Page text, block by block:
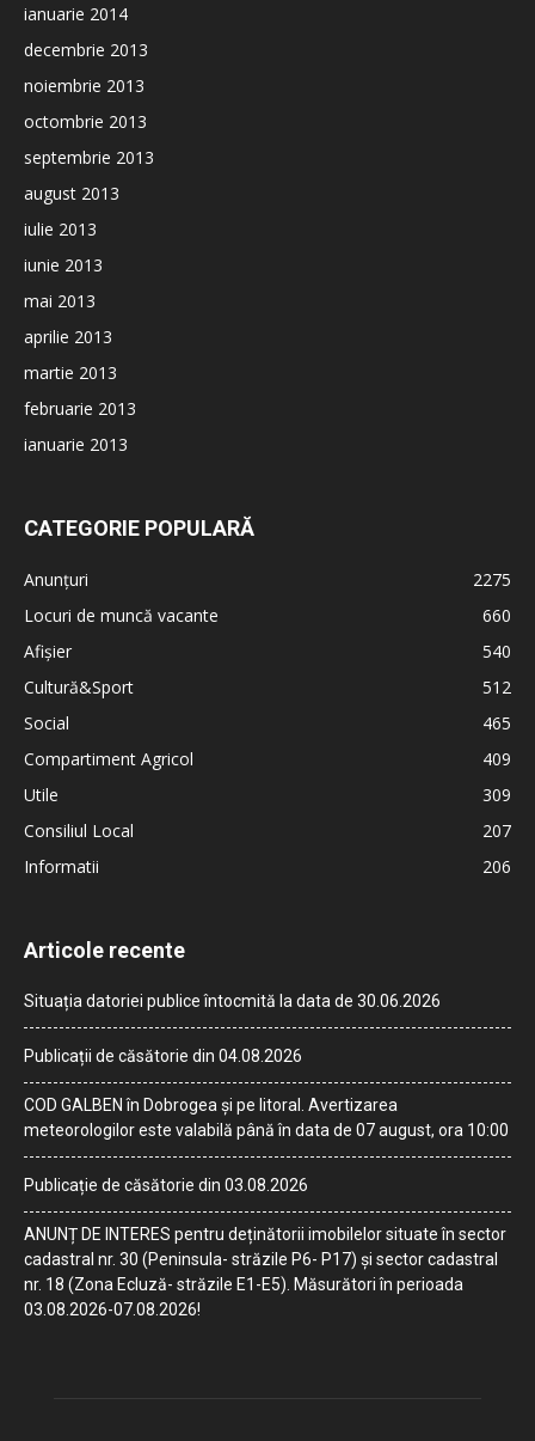
ianuarie 2014
decembrie 2013
noiembrie 2013
octombrie 2013
septembrie 2013
august 2013
iulie 2013
iunie 2013
mai 2013
aprilie 2013
martie 2013
februarie 2013
ianuarie 2013
CATEGORIE POPULARĂ
Anunțuri
2275
Locuri de muncă vacante
660
Afișier
540
Cultură&Sport
512
Social
465
Compartiment Agricol
409
Utile
309
Consiliul Local
207
Informatii
206
Articole recente
Situația datoriei publice întocmită la data de 30.06.2026
Publicații de căsătorie din 04.08.2026
COD GALBEN în Dobrogea și pe litoral. Avertizarea
meteorologilor este valabilă până în data de 07 august, ora 10:00
Publicație de căsătorie din 03.08.2026
ANUNȚ DE INTERES pentru deținătorii imobilelor situate în sector
cadastral nr. 30 (Peninsula- străzile P6- P17) și sector cadastral
nr. 18 (Zona Ecluză- străzile E1-E5). Măsurători în perioada
03.08.2026-07.08.2026!